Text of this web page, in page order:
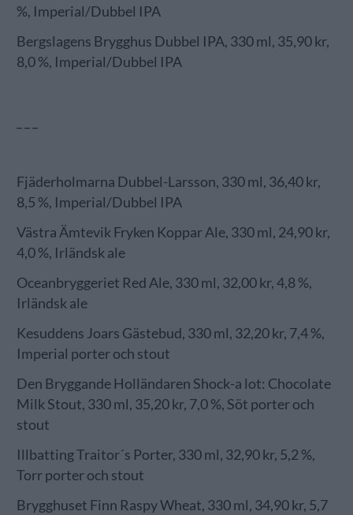
%, Imperial/Dubbel IPA
Bergslagens Brygghus Dubbel IPA, 330 ml, 35,90 kr,
8,0 %, Imperial/Dubbel IPA
Fjäderholmarna Dubbel-Larsson, 330 ml, 36,40 kr,
8,5 %, Imperial/Dubbel IPA
Västra Ämtevik Fryken Koppar Ale, 330 ml, 24,90 kr,
4,0 %, Irländsk ale
Oceanbryggeriet Red Ale, 330 ml, 32,00 kr, 4,8 %,
Irländsk ale
Kesuddens Joars Gästebud, 330 ml, 32,20 kr, 7,4 %,
Imperial porter och stout
Den Bryggande Holländaren Shock-a lot: Chocolate
Milk Stout, 330 ml, 35,20 kr, 7,0 %, Söt porter och
stout
Illbatting Traitor´s Porter, 330 ml, 32,90 kr, 5,2 %,
Torr porter och stout
Brygghuset Finn Raspy Wheat, 330 ml, 34,90 kr, 5,7